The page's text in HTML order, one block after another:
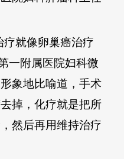
就像卵巢癌治疗
一附属医院妇科微
象地比喻道，手术
掉，化疗就是把所
然后再用维持治疗